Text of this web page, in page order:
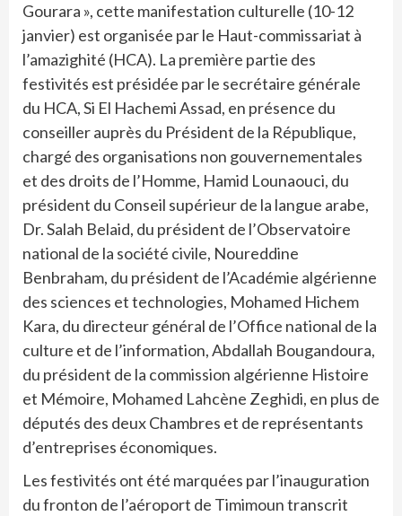
Gourara », cette manifestation culturelle (10-12
janvier) est organisée par le Haut-commissariat à
l’amazighité (HCA). La première partie des
festivités est présidée par le secrétaire générale
du HCA, Si El Hachemi Assad, en présence du
conseiller auprès du Président de la République,
chargé des organisations non gouvernementales
et des droits de l’Homme, Hamid Lounaouci, du
président du Conseil supérieur de la langue arabe,
Dr. Salah Belaid, du président de l’Observatoire
national de la société civile, Noureddine
Benbraham, du président de l’Académie algérienne
des sciences et technologies, Mohamed Hichem
Kara, du directeur général de l’Office national de la
culture et de l’information, Abdallah Bougandoura,
du président de la commission algérienne Histoire
et Mémoire, Mohamed Lahcène Zeghidi, en plus de
députés des deux Chambres et de représentants
d’entreprises économiques.
Les festivités ont été marquées par l’inauguration
du fronton de l’aéroport de Timimoun transcrit